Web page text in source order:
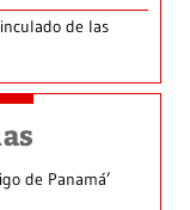
de las
de Panamá’